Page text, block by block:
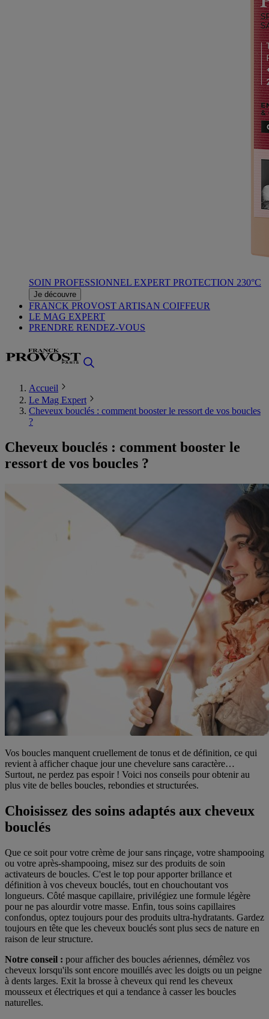
SOIN PROFESSIONNEL EXPERT PROTECTION 230°C
Je découvre
FRANCK PROVOST ARTISAN COIFFEUR
LE MAG EXPERT
PRENDRE RENDEZ-VOUS
Accueil
Le Mag Expert
Cheveux bouclés : comment booster le ressort de vos boucles
?
Cheveux bouclés : comment booster le
ressort de vos boucles ?
Vos boucles manquent cruellement de tonus et de définition, ce qui
revient à afficher chaque jour une chevelure sans caractère…
Surtout, ne perdez pas espoir ! Voici nos conseils pour obtenir au
plus vite de belles boucles, rebondies et structurées.
Choisissez des soins adaptés aux cheveux
bouclés
Que ce soit pour votre crème de jour sans rinçage, votre shampooing
ou votre après-shampooing, misez sur des produits de soin
activateurs de boucles. C'est le top pour apporter brillance et
définition à vos cheveux bouclés, tout en chouchoutant vos
longueurs. Côté masque capillaire, privilégiez une formule légère
pour ne pas alourdir votre masse. Enfin, tous soins capillaires
confondus, optez toujours pour des produits ultra-hydratants. Gardez
toujours en tête que les cheveux bouclés sont plus secs de nature en
raison de leur structure.
Notre conseil : pour afficher des boucles aériennes, démêlez vos
cheveux lorsqu'ils sont encore mouillés avec les doigts ou un peigne
à dents larges. Exit la brosse à cheveux qui rend les cheveux
mousseux et électriques et qui a tendance à casser les boucles
naturelles.